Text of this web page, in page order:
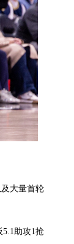
及大量首轮
5.1助攻1抢